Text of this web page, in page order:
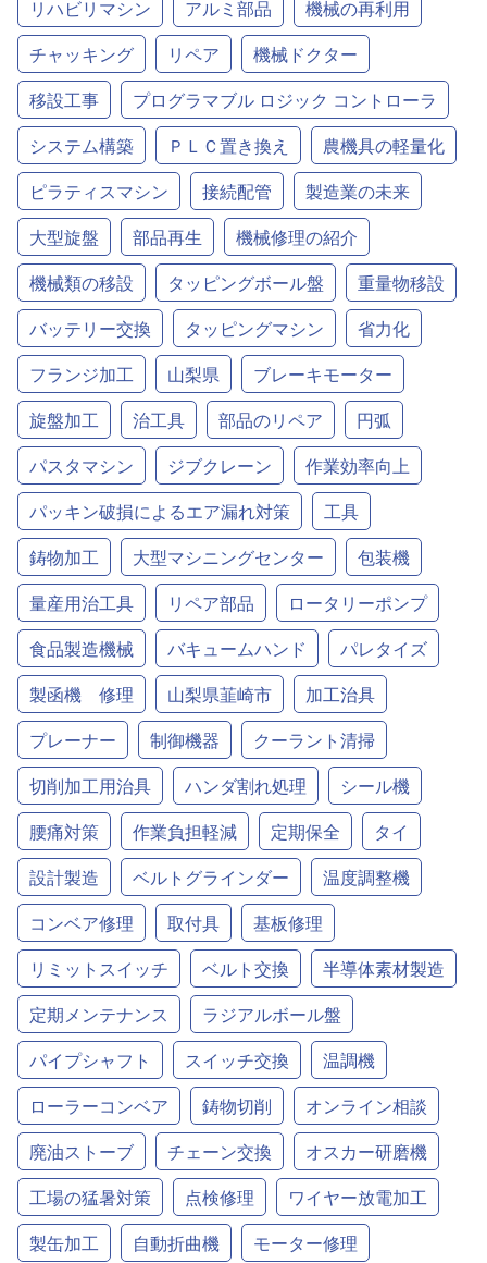
リハビリマシン アルミ部品
機械の再利用
チャッキング
リペア
機械ドクター
移設工事
プログラマブル ロジック コントローラ
システム構築
ＰＬＣ置き換え
農機具の軽量化
ピラティスマシン
接続配管
製造業の未来
大型旋盤
部品再生
機械修理の紹介
機械類の移設
タッピングボール盤
重量物移設
バッテリー交換
タッピングマシン
省力化
フランジ加工
山梨県
ブレーキモーター
旋盤加工
治工具 部品のリペア
円弧
パスタマシン
ジブクレーン
作業効率向上
パッキン破損によるエア漏れ対策
工具
鋳物加工
大型マシニングセンター
包装機
量産用治工具
リペア部品
ロータリーポンプ
食品製造機械
バキュームハンド
パレタイズ
製函機 修理
山梨県韮崎市
加工治具
プレーナー
制御機器
クーラント清掃
切削加工用治具
ハンダ割れ処理
シール機
腰痛対策
作業負担軽減 定期保全
タイ
設計製造
ベルトグラインダー
温度調整機
コンベア修理
取付具
基板修理
リミットスイッチ
ベルト交換
半導体素材製造
定期メンテナンス
ラジアルボール盤
パイプシャフト
スイッチ交換
温調機
ローラーコンベア
鋳物切削
オンライン相談
廃油ストーブ
チェーン交換
オスカー研磨機
工場の猛暑対策
点検修理
ワイヤー放電加工
製缶加工
自動折曲機
モーター修理